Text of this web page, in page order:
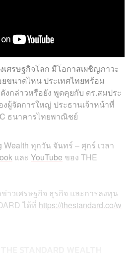
เศรษฐกิจโลก มีโอกาสเผชิญภาวะ
ขนาดไหน ประเทศไทยพร้อม
งกล่าวหรือยัง พูดคุยกับ ดร.สมประ
ผู้จัดการใหญ่ ประธานเจ้าหน้าที่
ธนาคารไทยพาณิชย์
Wealth ทุกวัน จันทร์ – ศุกร์ เวลา
และ YouTube ของ THE
าวเศรษฐกิจ ธุรกิจ และการลงทุน
ได้ที่ https://thestandard.co/w